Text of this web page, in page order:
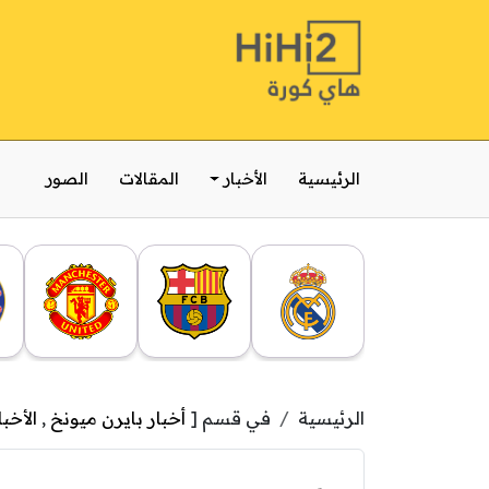
الرئيسية الأخبار المقالات الصور
الرئيسية في قسم [ أخبار بايرن ميونخ ,